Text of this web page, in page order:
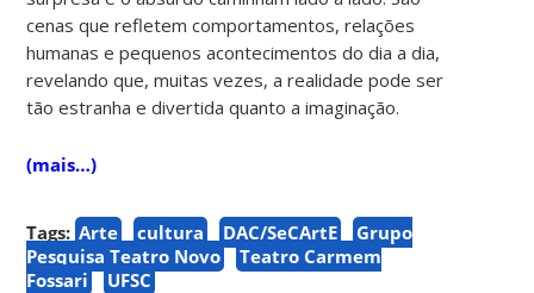
cenas que refletem comportamentos, relações
humanas e pequenos acontecimentos do dia a dia,
revelando que, muitas vezes, a realidade pode ser
tão estranha e divertida quanto a imaginação.
(mais…)
Tags: Arte cultura DAC/SeCArtE
Grupo
Pesquisa Teatro Novo
Teatro Carmem
Fossari
UFSC